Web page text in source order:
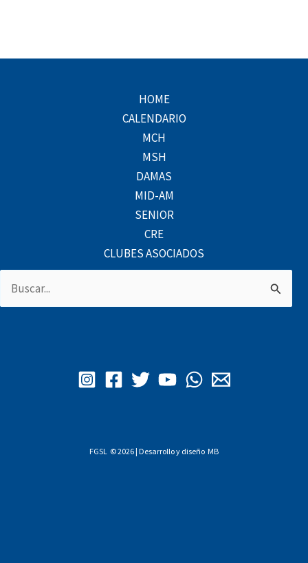
HOME
CALENDARIO
MCH
MSH
DAMAS
MID-AM
SENIOR
CRE
CLUBES ASOCIADOS
Buscar
por:
FGSL © 2026 | Desarrollo y diseño MB